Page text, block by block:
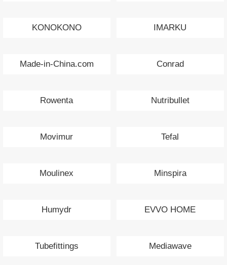
KONOKONO IMARKU
Made-in-China.com Conrad
Rowenta Nutribullet
Movimur Tefal
Moulinex Minspira
Humydr EVVO HOME
Tubefittings Mediawave